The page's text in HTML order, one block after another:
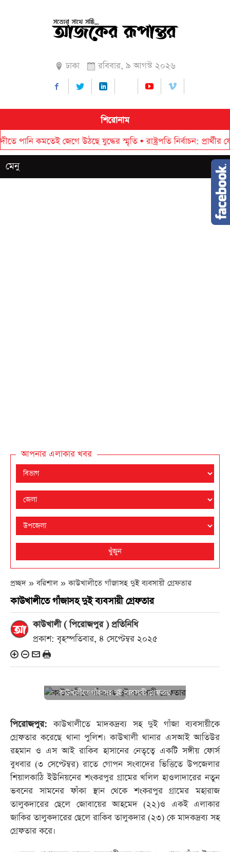
ঢাকা রবিবার, ৯ আগস্ট ২০২৬
শিরোনাম
কমতেই জেগে উঠছে যুদ্ধের স্মৃতি•রাষ্ট্রপতি নির্বাচন: প্রার্থীর
মেনু
আপনার এলাকার খবর
খুঁজুন
প্রচ্ছদ » বরিশাল »কাউখালীতে গাঁজাসহ দুই ব্যবসায়ী গ্রেফতার
কাউখালীতে গাঁজাসহ দুই ব্যবসায়ী গ্রেফতার
কাউখালী ( পিরোজপুর ) প্রতিনিধি
প্রকাশ: বৃহস্পতিবার, ৪ সেপ্টেম্বর ২০২৫
কাউখালীতে গাঁজাসহ দুই ব্যবসায়ী গ্রেফতার
পিরোজপুর:কাউখালীতে মাদকদ্রব্য সহ দুই গাঁজা ব্যবসায়ীকে
গ্রেফতার করেছে থানা পুলিশ। কাউখালী থানার এসআই আতিউর
রহমান ও এস আই রাকিব হাসানের নেতৃত্বে একটি সঙ্গীয় ফোর্স
বুধবার (৩ সেপ্টেম্বর) রাতে গোপন সংবাদের ভিত্তিতে উপজেলার
শিয়ালকাঠি ইউনিয়নের শংকরপুর গ্রামের খলিল হাওলাদারের নতুন
ভবনের সামনের ফাঁকা স্থান থেকে শংকরপুর গ্রামের মহারাজ
তালুকদারের ছেলে জোবায়ের আহমেদ (২২)ও একই এলাকার
জাকির তালুকদারের ছেলে রাকিব তালুকদার (২৩) কে মাদকদ্রব্য সহ
গ্রেফতার করে।